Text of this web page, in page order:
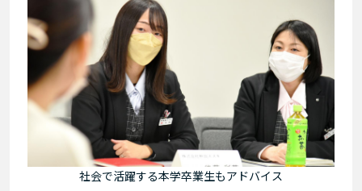
社会で活躍する本学卒業生もアドバイス